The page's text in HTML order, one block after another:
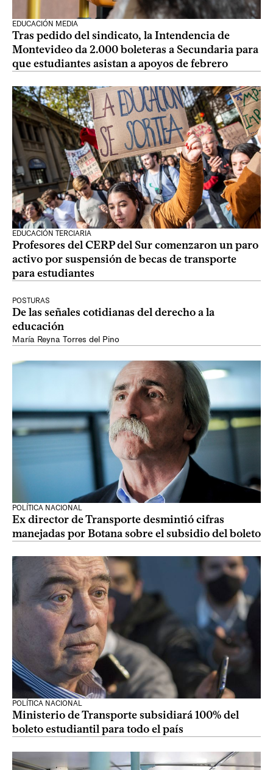
EDUCACIÓN MEDIA
Tras pedido del sindicato, la Intendencia de
Montevideo da 2.000 boleteras a Secundaria para
que estudiantes asistan a apoyos de febrero
EDUCACIÓN TERCIARIA
Profesores del CERP del Sur comenzaron un paro
activo por suspensión de becas de transporte
para estudiantes
POSTURAS
De las señales cotidianas del derecho a la
educación
María Reyna Torres del Pino
POLÍTICA NACIONAL
Ex director de Transporte desmintió cifras
manejadas por Botana sobre el subsidio del boleto
POLÍTICA NACIONAL
Ministerio de Transporte subsidiará 100% del
boleto estudiantil para todo el país